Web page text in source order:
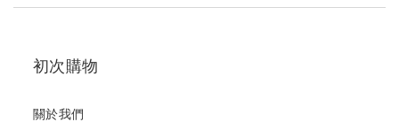
初次購物
關於我們